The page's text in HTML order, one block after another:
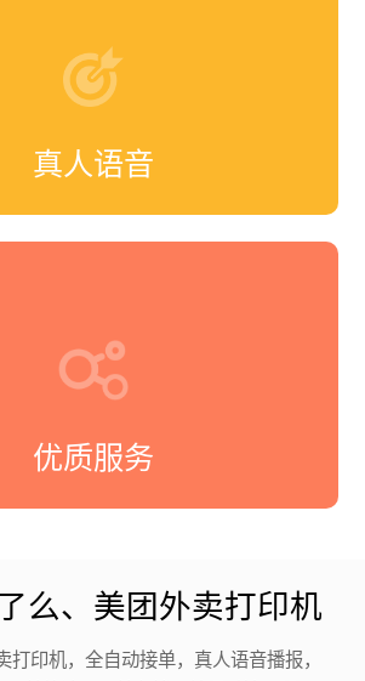
真人语音
优质服务
么、美团外卖打印机
打印机，全自动接单，真人语音播报，